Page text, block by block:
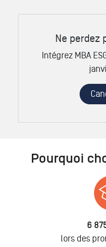
Ne perdez
Intégrez MBA
Pourquoi
6
lors des